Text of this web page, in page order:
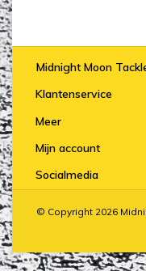
Midnight Moon
Klantenservice
Meer
Mijn account
Socialmedia
© Copyright 2026